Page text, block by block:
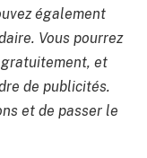
également
Vous pourrez
et
de publicités.
et de passer le